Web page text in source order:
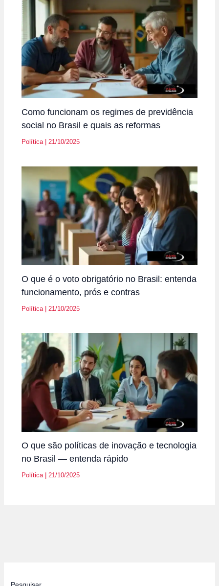
Como funcionam os regimes de previdência
social no Brasil e quais as reformas
Política 21/10/2025
O que é o voto obrigatório no Brasil: entenda
funcionamento, prós e contras
Política | 21/10/2025
O que são políticas de inovação e tecnologia
no Brasil — entenda rápido
Política|21/10/2025
Pesquisar